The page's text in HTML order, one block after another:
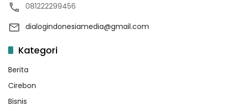
081222299456
dialogindonesiamedia@gmail.com
Kategori
Berita
Cirebon
Bisnis